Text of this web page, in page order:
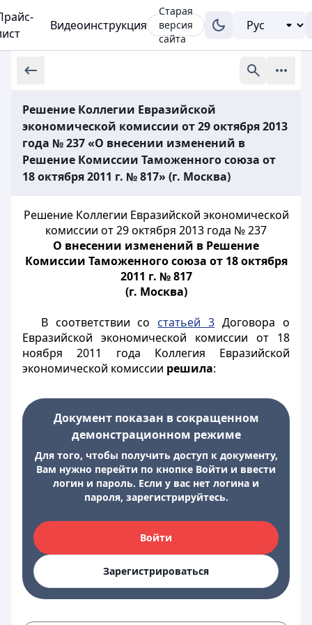
Видеоинструкция
Старая
версия
сайта
Решение Коллегии Евразийской
экономической комиссии от 29 октября 2013
года № 237 «О внесении изменений в
Решение Комиссии Таможенного союза от
18 октября 2011 г. № 817» (г. Москва)
Решение Коллегии Евразийской экономической
комиссии от 29 октября 2013 года №237
О внесении изменений в Решение
Комиссии Таможенного союза от 18 октября
2011 г. № 817
(г. Москва)
В соответствии со статьей 3 Договора о
Евразийской экономической комиссии от 18
ноября 2011 года Коллегия Евразийской
экономической комиссии решила:
Документ показан в сокращенном
демонстрационном режиме
Для того, чтобы получить доступ к документу,
Вам нужно перейти по кнопке Войти и ввести
логин и пароль. Если у вас нет логина и
пароля, зарегистрируйтесь.
Войти
Зарегистрироваться